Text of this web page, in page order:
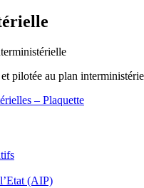
pilotée au plan
– Plaquette
(AIP)